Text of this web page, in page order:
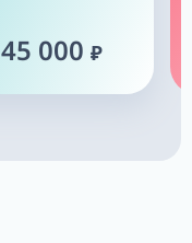
45 000 ₽